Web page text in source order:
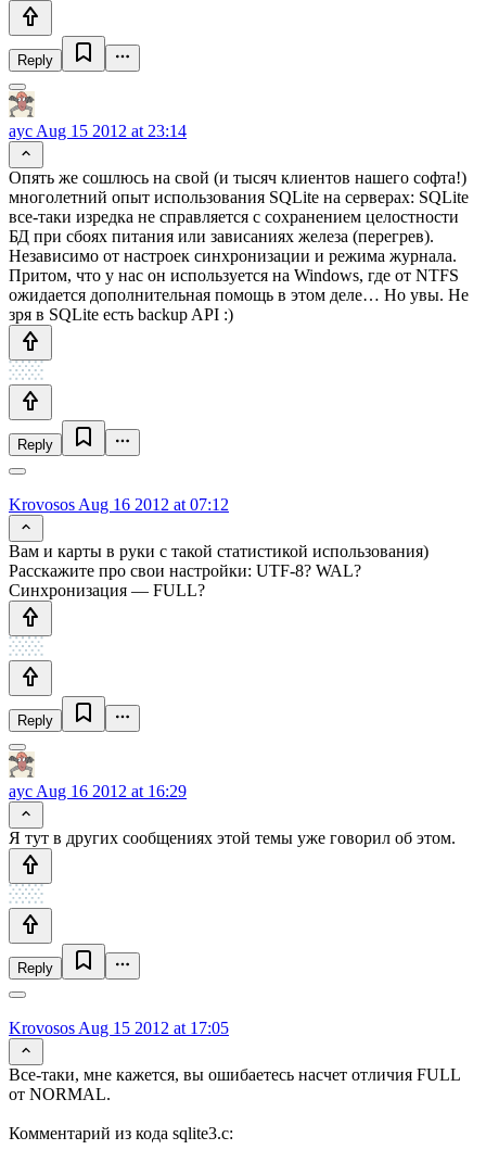
Reply
ayc Aug 15 2012 at 23:14
Опять же сошлюсь на свой (и тысяч клиентов нашего софта!)
многолетний опыт использования SQLite на серверах: SQLite
все-таки изредка не справляется с сохранением целостности
БД при сбоях питания или зависаниях железа (перегрев).
Независимо от настроек синхронизации и режима журнала.
Притом, что у нас он используется на Windows, где от NTFS
ожидается дополнительная помощь в этом деле… Но увы. Не
зря в SQLite есть backup API :)
Reply
Krovosos Aug 16 2012 at 07:12
Вам и карты в руки с такой статистикой использования)
Расскажите про свои настройки: UTF-8? WAL?
Синхронизация — FULL?
Reply
ayc Aug 16 2012 at 16:29
Я тут в других сообщениях этой темы уже говорил об этом.
Reply
Krovosos Aug 15 2012 at 17:05
Все-таки, мне кажется, вы ошибаетесь насчет отличия FULL
от NORMAL.
Комментарий из кода sqlite3.c: